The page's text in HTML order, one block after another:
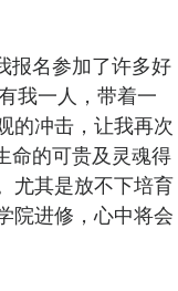
报名参加了许多好
我一人，带着一
的冲击，让我再次
命的可贵及灵魂得
尤其是放不下培育
院进修，心中将会